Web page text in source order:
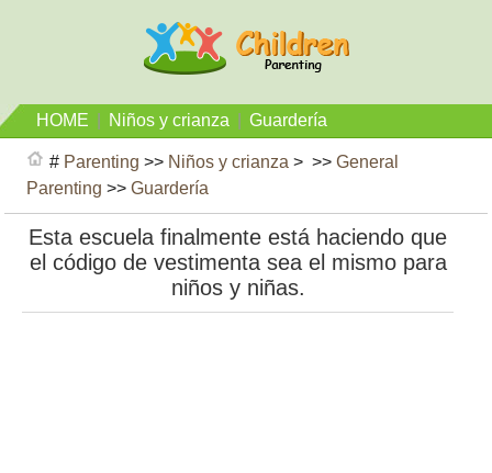
HOME Niños y crianza Guardería
# Parenting >> Niños y crianza > >>General
Parenting >>Guardería
Esta escuela finalmente está haciendo que
el código de vestimenta sea el mismo para
niños y niñas.